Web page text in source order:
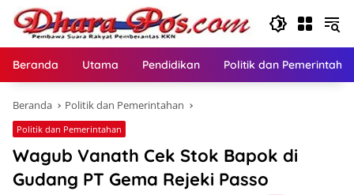
Langsung
konten
Beranda Utama Pendidikan Politik dan
Beranda Politik dan Pemerintahan
Politik dan Pemerintahan
Wagub Vanath Cek Stok Bapok di
Gudang PT Gema Rejeki Passo